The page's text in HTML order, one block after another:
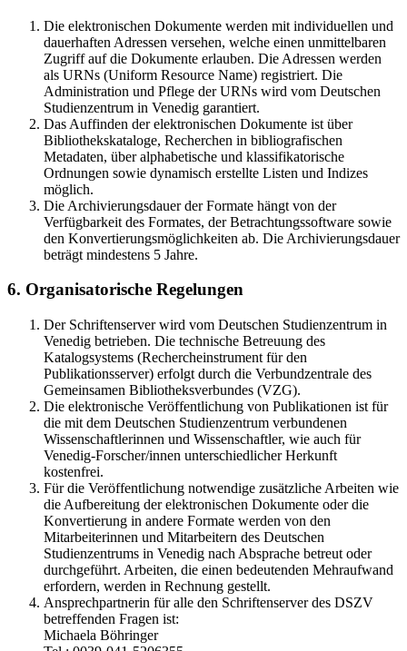
Die elektronischen Dokumente werden mit individuellen und
dauerhaften Adressen versehen, welche einen unmittelbaren
Zugriff auf die Dokumente erlauben. Die Adressen werden
als URNs (Uniform Resource Name) registriert. Die
Administration und Pflege der URNs wird vom Deutschen
Studienzentrum in Venedig garantiert.
Das Auffinden der elektronischen Dokumente ist über
Bibliothekskataloge, Recherchen in bibliografischen
Metadaten, über alphabetische und klassifikatorische
Ordnungen sowie dynamisch erstellte Listen und Indizes
möglich.
Die Archivierungsdauer der Formate hängt von der
Verfügbarkeit des Formates, der Betrachtungssoftware sowie
den Konvertierungsmöglichkeiten ab. Die Archivierungsdauer
beträgt mindestens 5 Jahre.
6. Organisatorische Regelungen
Der Schriftenserver wird vom Deutschen Studienzentrum in
Venedig betrieben. Die technische Betreuung des
Katalogsystems (Rechercheinstrument für den
Publikationsserver) erfolgt durch die Verbundzentrale des
Gemeinsamen Bibliotheksverbundes (VZG).
Die elektronische Veröffentlichung von Publikationen ist für
die mit dem Deutschen Studienzentrum verbundenen
Wissenschaftlerinnen und Wissenschaftler, wie auch für
Venedig-Forscher/innen unterschiedlicher Herkunft
kostenfrei.
Für die Veröffentlichung notwendige zusätzliche Arbeiten wie
die Aufbereitung der elektronischen Dokumente oder die
Konvertierung in andere Formate werden von den
Mitarbeiterinnen und Mitarbeitern des Deutschen
Studienzentrums in Venedig nach Absprache betreut oder
durchgeführt. Arbeiten, die einen bedeutenden Mehraufwand
erfordern, werden in Rechnung gestellt.
Ansprechpartnerin für alle den Schriftenserver des DSZV
betreffenden Fragen ist:
Michaela Böhringer